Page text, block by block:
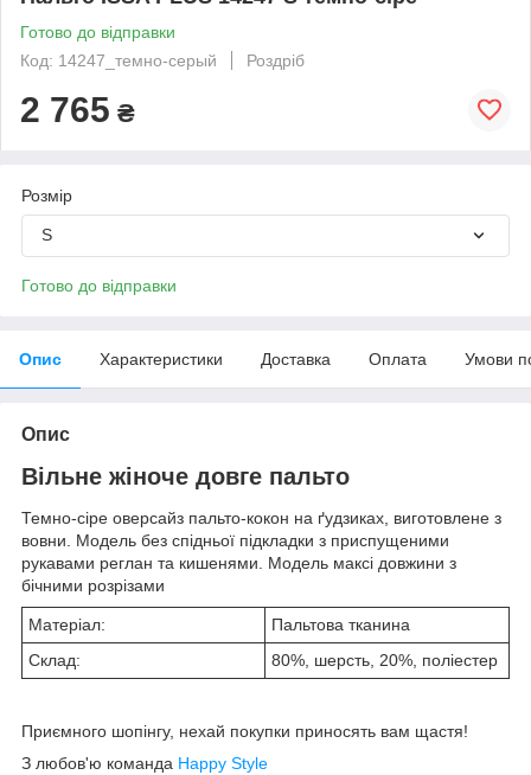
Готово до відправки
Код: 14247_темно-серый
Роздріб
2 765 ₴
Розмір
S
Готово до відправки
Опис Характеристики Доставка Оплата Умови
Опис
Вільне жіноче довге пальто
Темно-сіре оверсайз пальто-кокон на ґудзиках, виготовлене з
вовни. Модель без спідньої підкладки з приспущеними
рукавами реглан та кишенями. Модель максі довжини з
бічними розрізами
Матеріал:
Пальтова тканина
Склад:
80%, шерсть, 20%, поліестер
Приємного шопінгу, нехай покупки приносять вам щастя!
З любов'ю команда Happy Style